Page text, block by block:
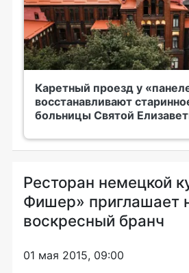
Каретный проезд у
восстанавливают
больницы Святой
Ресторан немецкой
Фишер» приглашает
воскресный бранч
01 мая 2015, 09:00